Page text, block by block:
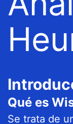
Qué es
Se trata de